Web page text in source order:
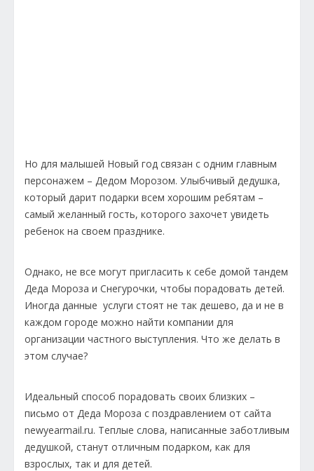
Но для малышей Новый год связан с одним главным
персонажем – Дедом Морозом. Улыбчивый дедушка,
который дарит подарки всем хорошим ребятам –
самый желанный гость, которого захочет увидеть
ребенок на своем празднике.
Однако, не все могут пригласить к себе домой тандем
Деда Мороза и Снегурочки, чтобы порадовать детей.
Иногда данные услуги стоят не так дешево, да и не в
каждом городе можно найти компании для
организации частного выступления. Что же делать в
этом случае?
Идеальный способ порадовать своих близких –
письмо от Деда Мороза с поздравлением от сайта
newyearmail.ru. Теплые слова, написанные заботливым
дедушкой, станут отличным подарком, как для
взрослых, так и для детей.